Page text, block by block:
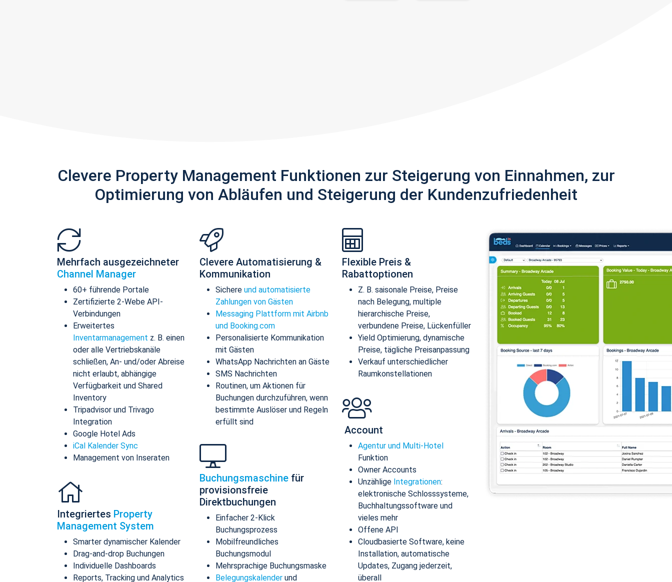
Clevere Property Management Funktionen zur Steigerung von Einnahmen, zur
Optimierung von Abläufen und Steigerung der Kundenzufriedenheit
Mehrfach ausgezeichneter
Channel Manager
60+ führende Portale
Zertifizierte 2-Webe API-
Verbindungen
Erweitertes
Inventarmanagement z. B. einen
oder alle Vertriebskanäle
schließen, An- und/oder Abreise
nicht erlaubt, abhängige
Verfügbarkeit und Shared
Inventory
Tripadvisor und Trivago
Integration
Google Hotel Ads
iCal Kalender Sync
Management von Inseraten
Integriertes Property
Management System
Smarter dynamischer Kalender
Drag-and-drop Buchungen
Individuelle Dashboards
Reports, Tracking und Analytics
Clevere Automatisierung &
Kommunikation
Sichere und automatisierte
Zahlungen von Gästen
Messaging Plattform mit Airbnb
und Booking.com
Personalisierte Kommunikation
mit Gästen
WhatsApp Nachrichten an Gäste
SMS Nachrichten
Routinen, um Aktionen für
Buchungen durchzuführen, wenn
bestimmte Auslöser und Regeln
erfüllt sind
Buchungsmaschine für
provisionsfreie
Direktbuchungen
Einfacher 2-Klick
Buchungsprozess
Mobilfreundliches
Buchungsmodul
Mehrsprachige Buchungsmaske
Belegungskalender und
Flexible Preis &
Rabattoptionen
Z. B. saisonale Preise, Preise
nach Belegung, multiple
hierarchische Preise,
verbundene Preise, Lückenfüller
Yield Optimierung, dynamische
Preise, tägliche Preisanpassung
Verkauf unterschiedlicher
Raumkonstellationen
Account
Agentur und Multi-Hotel
Funktion
Owner Accounts
Unzählige Integrationen:
elektronische Schlosssysteme,
Buchhaltungssoftware und
vieles mehr
Offene API
Cloudbasierte Software, keine
Installation, automatische
Updates, Zugang jederzeit,
überall